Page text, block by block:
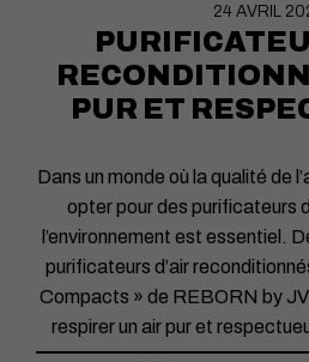
24 AVRIL
PUR ET
Dans un monde où la qualité de
opter pour des purificateurs
l’environnement est essentiel.
purificateurs d’air
Compacts » de REBORN by
respirer un air pur et